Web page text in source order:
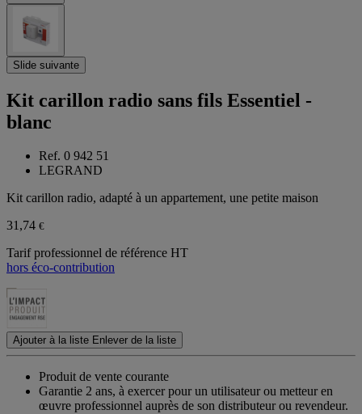
Slide suivante
Kit carillon radio sans fils Essentiel -
blanc
Ref. 0 942 51
LEGRAND
Kit carillon radio, adapté à un appartement, une petite maison
31,74 €
Tarif professionnel de référence HT
hors éco-contribution
Ajouter à la liste Enlever de la liste
Produit de vente courante
Garantie 2 ans, à exercer pour un utilisateur ou metteur en
œuvre professionnel auprès de son distributeur ou revendeur.